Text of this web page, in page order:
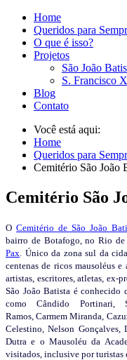
Home
Queridos para
O que é isso?
Projetos
São João
S. Francisco
Blog
Contato
Você está aqui:
Home
Queridos para
Cemitério São João
Cemitério São
O Cemitério de São João
bairro de Botafogo, no Rio
Pax . Único da zona sul da
centenas de ricos mausoléus
artistas, escritores, atletas, ex-
São João Batista é conhecido
como Cândido Portinari,
Ramos, Carmem Miranda,
Celestino, Nelson Gonçalves,
Dutra e o Mausoléu da
visitados, inclusive por turistas